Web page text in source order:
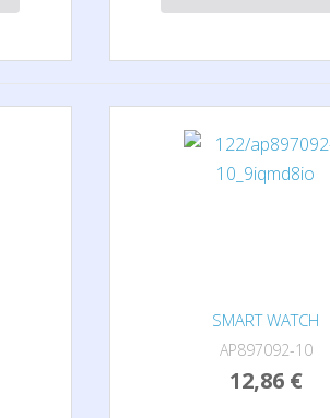
SMART WATCH
AP897092-10
12,86 €